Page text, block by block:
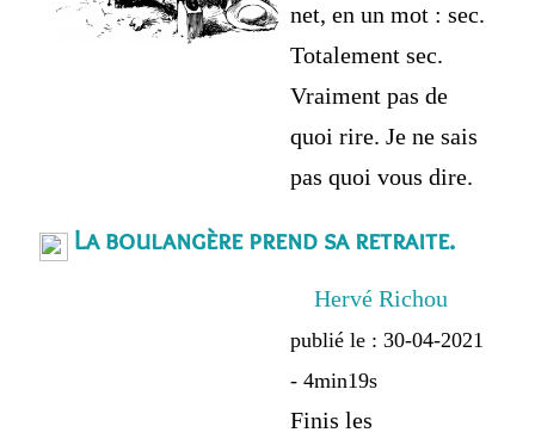
net, en un mot : sec.
Totalement sec.
Vraiment pas de
quoi rire. Je ne sais
pas quoi vous dire.
La boulangère prend sa retraite.
Hervé Richou
publié le : 30-04-2021
- 4min19s
Finis les